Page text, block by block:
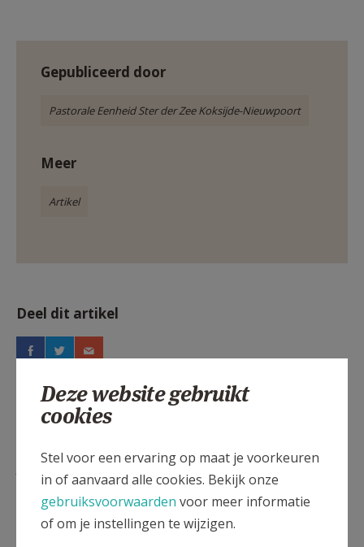
Gepubliceerd door
Pastorale Eenheid Ster der Zee Koksijde-Nieuwpoort
Meer
Artikel
Deel dit artikel
Lees meer
Deze website gebruikt
cookies
Stel voor een ervaring op maat je voorkeuren
in of aanvaard alle cookies. Bekijk onze
gebruiksvoorwaarden voor meer informatie
of om je instellingen te wijzigen.